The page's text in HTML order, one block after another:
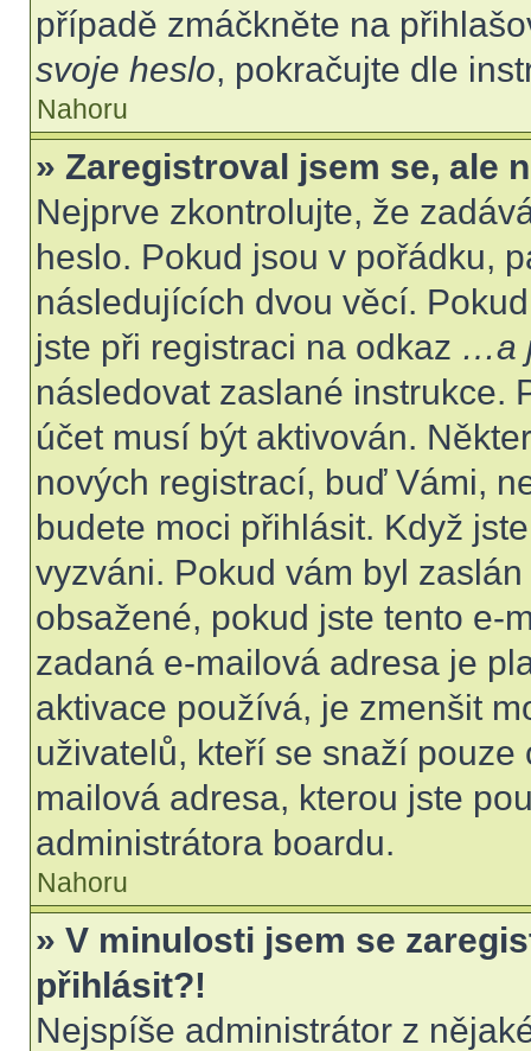
případě zmáčkněte na
svoje heslo, pokračujte dle
Nahoru
» Zaregistroval jsem se, ale
Nejprve zkontrolujte, že
heslo. Pokud jsou v pořádku,
následujících dvou věcí.
jste při registraci na odkaz …a
následovat zaslané instrukce.
účet musí být aktivován.
nových registrací, buď Vámi,
budete moci přihlásit. Když
vyzváni. Pokud vám byl
obsažené, pokud jste tento e-
zadaná e-mailová adresa je
aktivace používá, je zmenšit
uživatelů, kteří se snaží
mailová adresa, kterou jste
administrátora boardu.
Nahoru
» V minulosti jsem se
přihlásit?!
Nejspíše administrátor z